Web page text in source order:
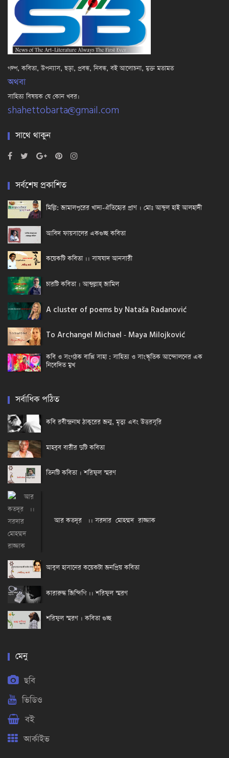
গল্প, কবিতা, উপন্যাস, ছড়া, প্রবন্ধ, নিবন্ধ, বই আলোচনা, মুক্ত মতামত
অথবা
সাহিত্য বিষয়ক যে কোন খবর।
shahettobarta@gmail.com
সাথে থাকুন
সর্বশেষ প্রকাশিত
মিল্লি: জামালপুরের খাদ্য-ঐতিহ্যের প্রাণ । মোঃ আব্দুল হাই আলহাদী
আবিদ ফায়সালের একগুচ্ছ কবিতা
কয়েকটি কবিতা ।। সাযযাদ আনসারী
চারটি কবিতা । আব্দুল্লাহ্ জামিল
A cluster of poems by Nataša Radanović
To Archangel Michael - Maya Milojković
কবি ও সংগঠক বাপ্পি সাহা : সাহিত্য ও সাংস্কৃতিক আন্দোলনের এক
নিবেদিত মুখ
সর্বাধিক পঠিত
কবি রবীন্দ্রনাথ ঠাকুরের জন্ম, মৃত্যু এবং উত্তরসূরি
মাহবুব বারীর দুটি কবিতা
তিনটি কবিতা । শরিফুল স্মরণ
আর কতদূর ।। সরদার মোহম্মদ রাজ্জাক
আবুল হাসানের কয়েকটা জনপ্রিয় কবিতা
কারারুদ্ধ জিন্দিগি ।। শরিফুল স্মরণ
শরিফুল স্মরণ । কবিতা গুচ্ছ
মেনু
ছবি
ভিডিও
বই
আর্কাইভ